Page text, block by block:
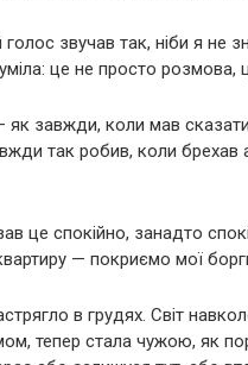
звучав так, ніби я не
це не просто
— як завжди, коли мав
так робив, коли
це спокійно, занадто
— покриємо мої
в грудях. Світ
тепер стала чужою, як